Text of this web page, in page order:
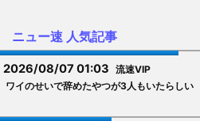
ニュー速 人気記事
2026/08/07 01:03流速VIP
ワイのせいで辞めたやつが3人もいたらしい